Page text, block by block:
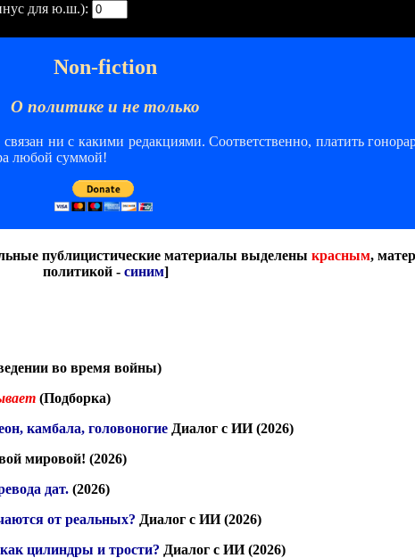
для ю.ш.):
Non-fiction
О политике и не только
ни с какими редакциями. Соответственно, платить
любой суммой!
публицистические материалы выделены красным,
политикой - синим]
во время войны)
(Подборка)
камбала, головоногиеДиалог с ИИ (2026)
мировой! (2026)
дат.(2026)
от реальных? Диалог с ИИ (2026)
цилиндры и трости? Диалог с ИИ (2026)